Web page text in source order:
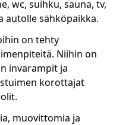
wc, suihku, sauna, tv,
autolle sähköpaikka.
on tehty
Niihin on
invarampit ja
korottajat
muovittomia ja